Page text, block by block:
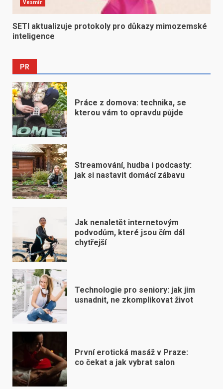
Vesmír
SETI aktualizuje protokoly pro důkazy mimozemské
inteligence
PR
Práce z domova: technika, se
kterou vám to opravdu půjde
Streamování, hudba i podcasty:
jak si nastavit domácí zábavu
Jak nenaletět internetovým
podvodům, které jsou čím dál
chytřejší
Technologie pro seniory: jak jim
usnadnit, ne zkomplikovat život
První erotická masáž v Praze:
co čekat a jak vybrat salon